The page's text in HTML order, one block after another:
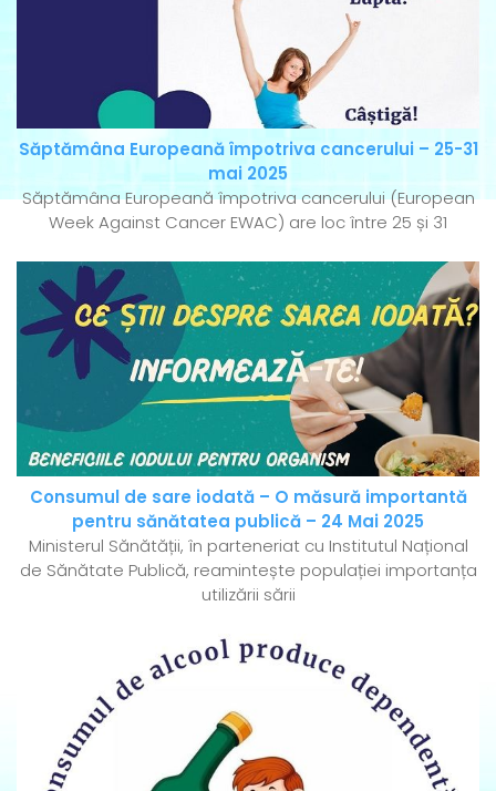
Săptămâna Europeană împotriva cancerului – 25-31
mai 2025
Săptămâna Europeană împotriva cancerului (European
Week Against Cancer EWAC) are loc între 25 și 31
Consumul de sare iodată – O măsură importantă
pentru sănătatea publică – 24 Mai 2025
Ministerul Sănătății, în parteneriat cu Institutul Național
de Sănătate Publică, reamintește populației importanța
utilizării sării